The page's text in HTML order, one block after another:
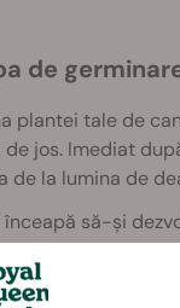
de
plantei tale de
jos. Imediat
de la lumina de
să-și
considerată